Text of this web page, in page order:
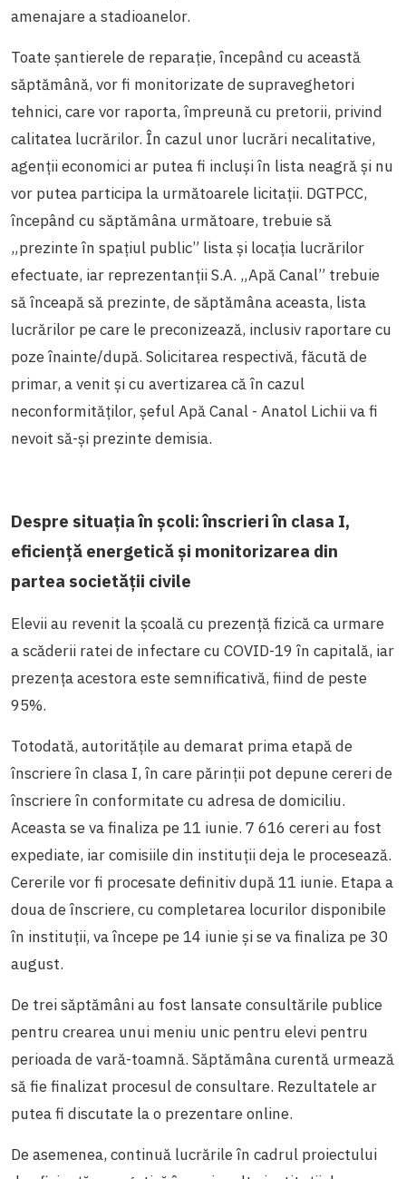
amenajare a stadioanelor.
Toate șantierele de reparație, începând cu această
săptămână, vor fi monitorizate de supraveghetori
tehnici, care vor raporta, împreună cu pretorii, privind
calitatea lucrărilor. În cazul unor lucrări necalitative,
agenții economici ar putea fi incluși în lista neagră și nu
vor putea participa la următoarele licitații. DGTPCC,
începând cu săptămâna următoare, trebuie să
„prezinte în spațiul public” lista și locația lucrărilor
efectuate, iar reprezentanții S.A. „Apă Canal” trebuie
să înceapă să prezinte, de săptămâna aceasta, lista
lucrărilor pe care le preconizează, inclusiv raportare cu
poze înainte/după. Solicitarea respectivă, făcută de
primar, a venit și cu avertizarea că în cazul
neconformităților, șeful Apă Canal - Anatol Lichii va fi
nevoit să-și prezinte demisia.
Despre situația în școli: înscrieri în clasa I,
eficiență energetică și monitorizarea din
partea societății civile
Elevii au revenit la școală cu prezență fizică ca urmare
a scăderii ratei de infectare cu COVID-19 în capitală, iar
prezența acestora este semnificativă, fiind de peste
95%.
Totodată, autoritățile au demarat prima etapă de
înscriere în clasa I, în care părinții pot depune cereri de
înscriere în conformitate cu adresa de domiciliu.
Aceasta se va finaliza pe 11 iunie. 7 616 cereri au fost
expediate, iar comisiile din instituții deja le procesează.
Cererile vor fi procesate definitiv după 11 iunie. Etapa a
doua de înscriere, cu completarea locurilor disponibile
în instituții, va începe pe 14 iunie și se va finaliza pe 30
august.
De trei săptămâni au fost lansate consultările publice
pentru crearea unui meniu unic pentru elevi pentru
perioada de vară-toamnă. Săptămâna curentă urmează
să fie finalizat procesul de consultare. Rezultatele ar
putea fi discutate la o prezentare online.
De asemenea, continuă lucrările în cadrul proiectului